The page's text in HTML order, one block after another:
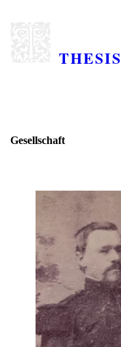
THESIS
Gesellschaft